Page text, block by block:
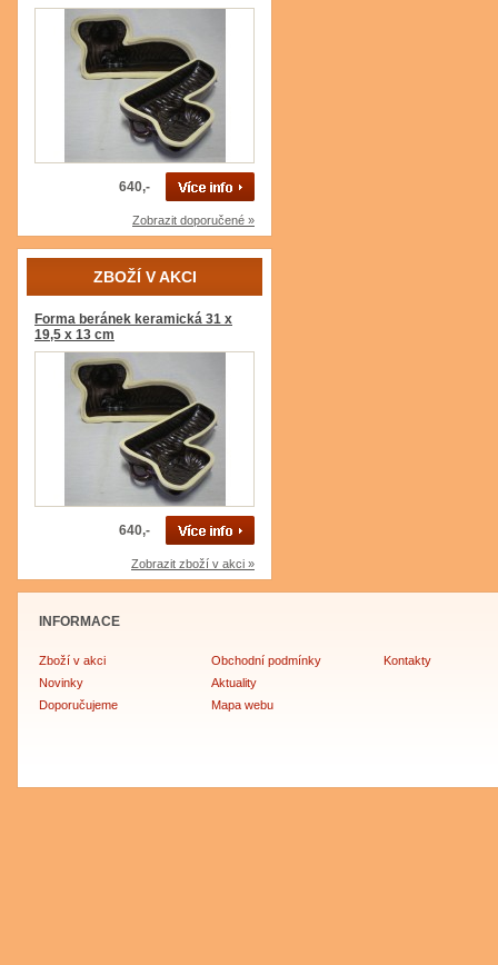
640,-
Zobrazit doporučené »
ZBOŽÍ V AKCI
Forma beránek keramická 31 x
19,5 x 13 cm
640,-
Zobrazit zboží v akci »
INFORMACE
Zboží v akci
Novinky
Doporučujeme
Obchodní podmínky
Aktuality
Mapa webu
Kontakty